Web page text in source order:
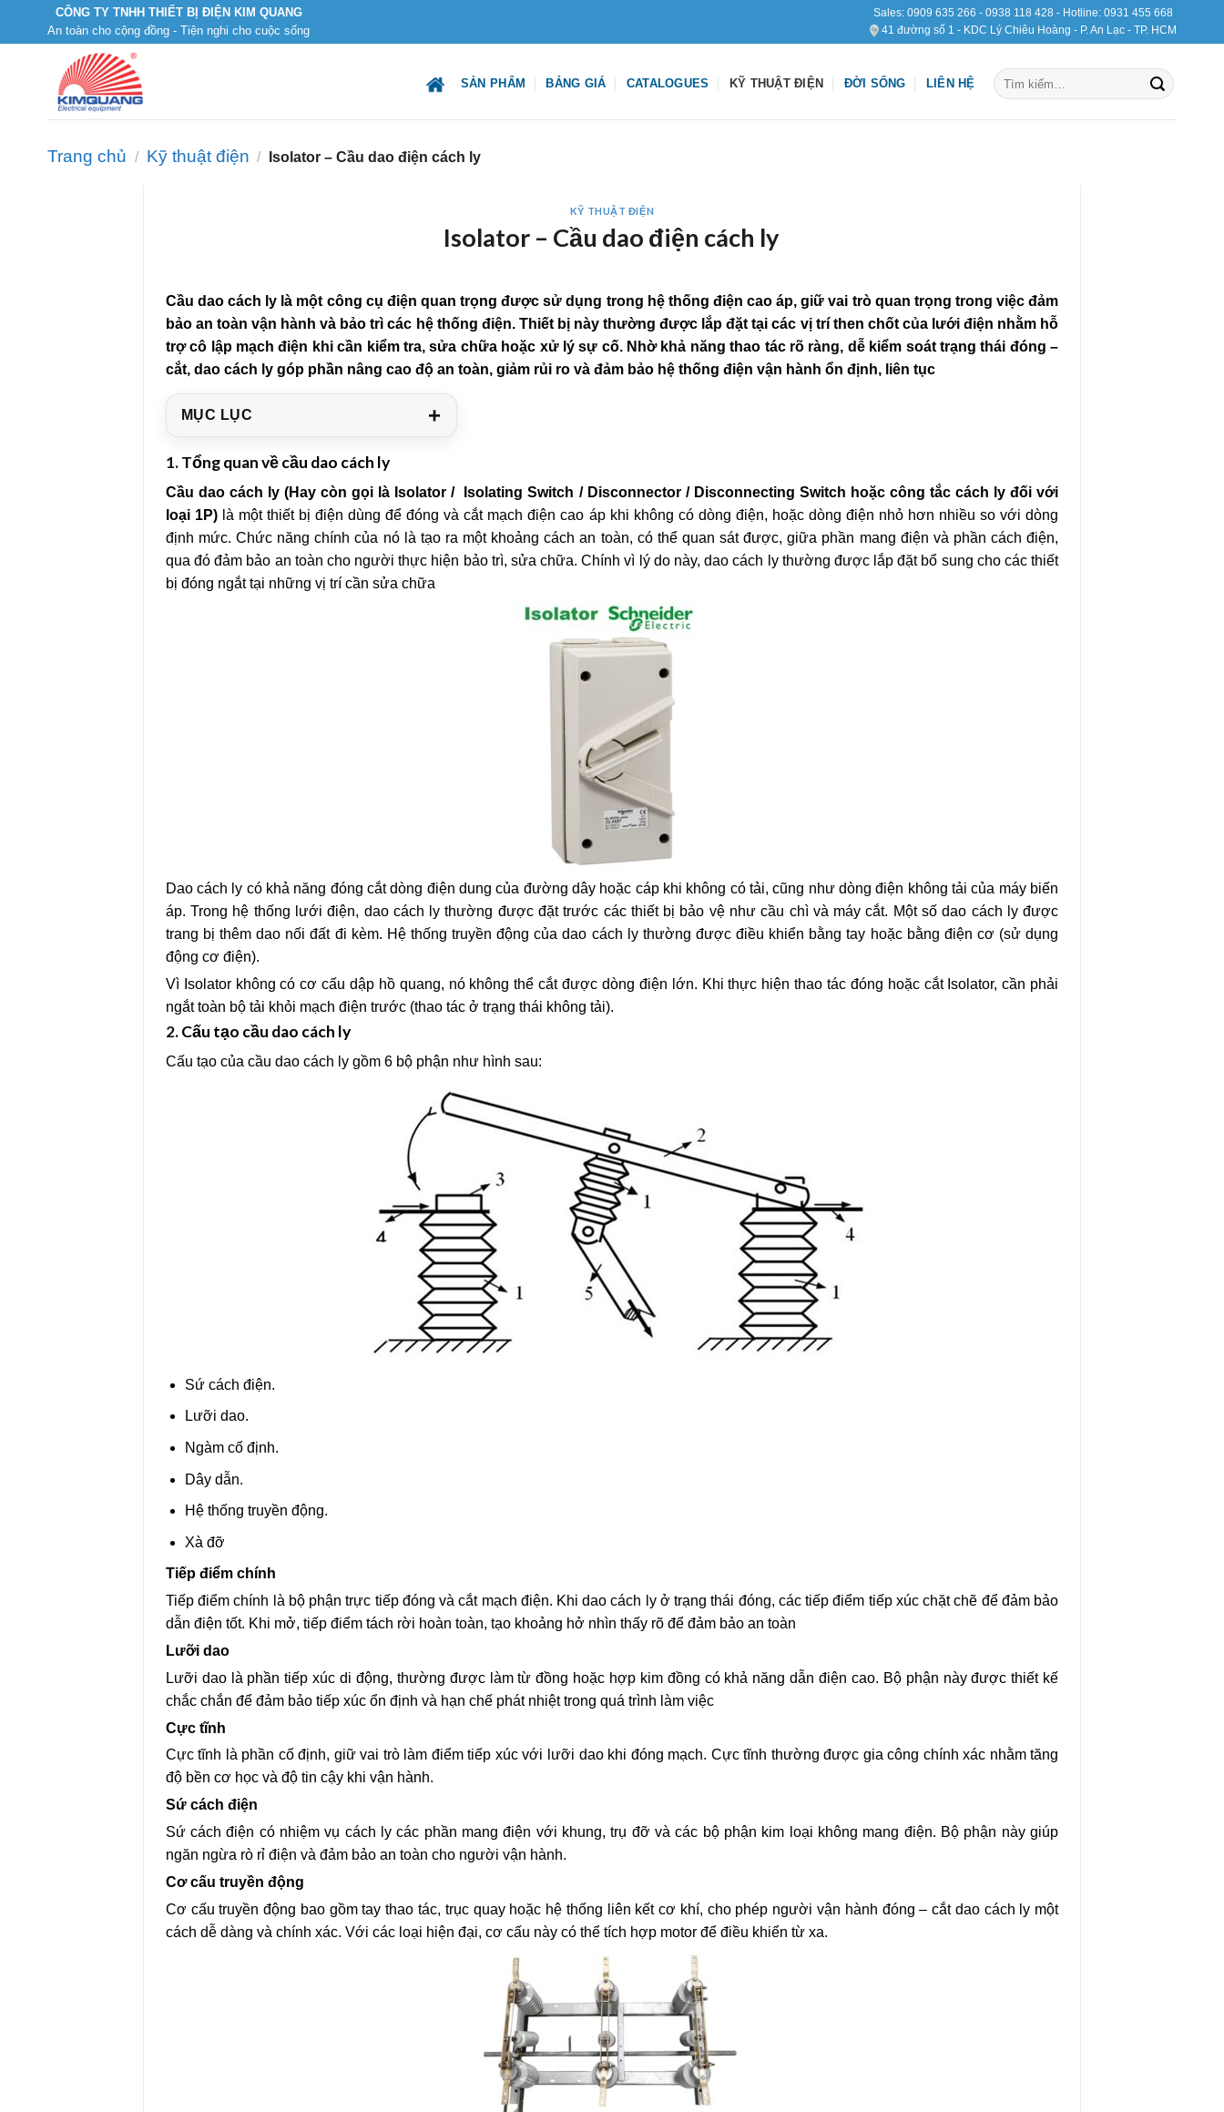
CÔNG TY TNHH THIẾT BỊ ĐIỆN KIM QUANG
An toàn cho cộng đồng - Tiện nghi cho cuộc sống
Sales: 0909 635 266 - 0938 118 428 - Hotline: 0931 455 668
41 đường số 1 - KDC Lý Chiêu Hoàng - P. An Lạc - TP. HCM
SẢN PHẨM BẢNG GIÁ CATALOGUES KỸ THUẬT ĐIỆN ĐỜI SỐNG LIÊN HỆ
Tìm
kiếm:
Trang chủ / Kỹ thuật điện / Isolator – Cầu dao điện cách ly
KỸ THUẬT ĐIỆN
Isolator – Cầu dao điện cách ly
Cầu dao cách ly là một công cụ điện quan trọng được sử dụng trong hệ thống điện cao áp, giữ vai trò quan trọng trong việc đảm
bảo an toàn vận hành và bảo trì các hệ thống điện. Thiết bị này thường được lắp đặt tại các vị trí then chốt của lưới điện nhằm hỗ
trợ cô lập mạch điện khi cần kiểm tra, sửa chữa hoặc xử lý sự cố. Nhờ khả năng thao tác rõ ràng, dễ kiểm soát trạng thái đóng –
cắt, dao cách ly góp phần nâng cao độ an toàn, giảm rủi ro và đảm bảo hệ thống điện vận hành ổn định, liên tục
MỤC LỤC +
1.Tổng quan về cầu dao cách ly
Cầu dao cách ly (Hay còn gọi là Isolator / Isolating Switch / Disconnector / Disconnecting Switch hoặc công tắc cách ly đối với
loại 1P)là một thiết bị điện dùng để đóng và cắt mạch điện cao áp khi không có dòng điện, hoặc dòng điện nhỏ hơn nhiều so với dòng
định mức. Chức năng chính của nó là tạo ra một khoảng cách an toàn, có thể quan sát được, giữa phần mang điện và phần cách điện,
qua đó đảm bảo an toàn cho người thực hiện bảo trì, sửa chữa. Chính vì lý do này, dao cách ly thường được lắp đặt bổ sung cho các thiết
bị đóng ngắt tại những vị trí cần sửa chữa
Dao cách ly có khả năng đóng cắt dòng điện dung của đường dây hoặc cáp khi không có tải, cũng như dòng điện không tải của máy biến
áp. Trong hệ thống lưới điện, dao cách ly thường được đặt trước các thiết bị bảo vệ như cầu chì và máy cắt. Một số dao cách ly được
trang bị thêm dao nối đất đi kèm. Hệ thống truyền động của dao cách ly thường được điều khiển bằng tay hoặc bằng điện cơ (sử dụng
động cơ điện).
Vì Isolator không có cơ cấu dập hồ quang, nó không thể cắt được dòng điện lớn. Khi thực hiện thao tác đóng hoặc cắt Isolator, cần phải
ngắt toàn bộ tải khỏi mạch điện trước (thao tác ở trạng thái không tải).
2.Cấu tạo cầu dao cách ly
Cấu tạo của cầu dao cách ly gồm 6 bộ phận như hình sau:
Sứ cách điện.
Lưỡi dao.
Ngàm cố định.
Dây dẫn.
Hệ thống truyền động.
Xà đỡ
Tiếp điểm chính
Tiếp điểm chính là bộ phận trực tiếp đóng và cắt mạch điện. Khi dao cách ly ở trạng thái đóng, các tiếp điểm tiếp xúc chặt chẽ để đảm bảo
dẫn điện tốt. Khi mở, tiếp điểm tách rời hoàn toàn, tạo khoảng hở nhìn thấy rõ để đảm bảo an toàn
Lưỡi dao
Lưỡi dao là phần tiếp xúc di động, thường được làm từ đồng hoặc hợp kim đồng có khả năng dẫn điện cao. Bộ phận này được thiết kế
chắc chắn để đảm bảo tiếp xúc ổn định và hạn chế phát nhiệt trong quá trình làm việc
Cực tĩnh
Cực tĩnh là phần cố định, giữ vai trò làm điểm tiếp xúc với lưỡi dao khi đóng mạch. Cực tĩnh thường được gia công chính xác nhằm tăng
độ bền cơ học và độ tin cậy khi vận hành.
Sứ cách điện
Sứ cách điện có nhiệm vụ cách ly các phần mang điện với khung, trụ đỡ và các bộ phận kim loại không mang điện. Bộ phận này giúp
ngăn ngừa rò rỉ điện và đảm bảo an toàn cho người vận hành.
Cơ cấu truyền động
Cơ cấu truyền động bao gồm tay thao tác, trục quay hoặc hệ thống liên kết cơ khí, cho phép người vận hành đóng – cắt dao cách ly một
cách dễ dàng và chính xác. Với các loại hiện đại, cơ cấu này có thể tích hợp motor để điều khiển từ xa.